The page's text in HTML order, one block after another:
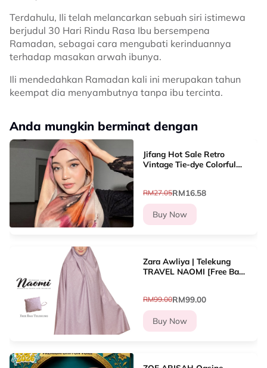
Terdahulu, Ili telah melancarkan sebuah siri istimewa
berjudul 30 Hari Rindu Rasa Ibu bersempena
Ramadan, sebagai cara mengubati kerinduannya
terhadap masakan arwah ibunya.
Ili mendedahkan Ramadan kali ini merupakan tahun
keempat dia menyambutnya tanpa ibu tercinta.
Anda mungkin berminat dengan
Jifang Hot Sale Retro
Vintage Tie-dye Colorful
Shawl Head Scarf Shawls
Muslim Hijabs Tudung
FX01
RM27.05RM16.58
Buy Now
Zara Awliya | Telekung
TRAVEL NAOMI [Free Bag
RM99.00RM99.00
Buy Now